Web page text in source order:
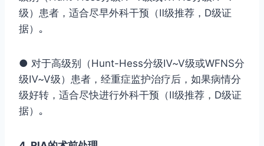
级）患者，适合尽早外科干预（Ⅱ级推荐，D级证
据）｡
● 对于高级别（Hunt-Hess分级Ⅳ~Ⅴ级或WFNS分
级Ⅳ~Ⅴ级）患者，经重症监护治疗后，如果病情分
级好转，适合尽快进行外科干预（Ⅱ级推荐，D级证
据）｡